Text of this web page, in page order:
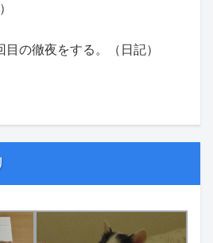
目の徹夜をする。（日記）